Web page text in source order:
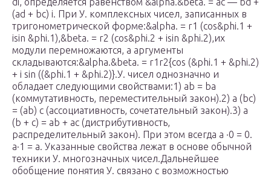
(ad + bc) i. При У. комплексных чисел, записанных в
тригонометрической форме:&alpha. = r1 (cos&phi.1 +
isin &phi.1),&beta. = r2 (cos&phi.2 + isin &phi.2),их
модули перемножаются, а аргументы
складываются:&alpha.&beta. = r1 r2{cos (&phi.1 + &phi.2)
+ i sin ((&phi.1 + &phi.2)}.У. чисел однозначно и
обладает следующими свойствами:1) ab = ba
(коммутативность, переместительный закон).2) a (bc)
= (ab) c (ассоциативность, сочетательный закон).3) a
(b + c) = ab + ac (дистрибутивность,
распределительный закон). При этом всегда а ·0 = 0.
a·1 = а. Указанные свойства лежат в основе обычной
техники У. многозначных чисел.Дальнейшее
обобщение понятия У. связано с возможностью